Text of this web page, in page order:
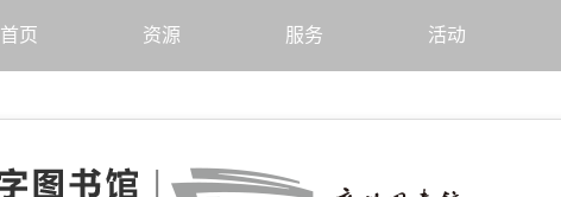
首页 资源 服务 活动